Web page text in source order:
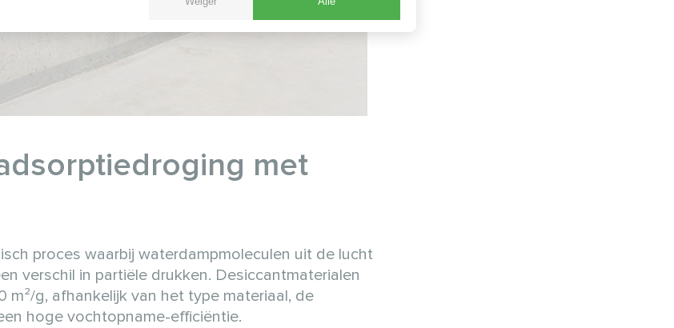
met
proces waarbij waterdampmoleculen uit de lucht
verschil in partiële drukken. Desiccantmaterialen
g, afhankelijk van het type materiaal, de
hoge vochtopname-efficiëntie.